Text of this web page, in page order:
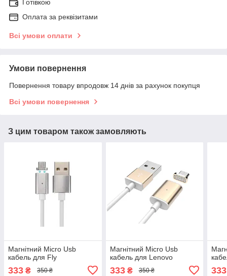
Готівкою
Оплата за реквізитами
Всі умови оплати
Умови повернення
Повернення товару впродовж 14 днів за рахунок покупця
Всі умови повернення
З цим товаром також замовляють
Магнітний Micro Usb
кабель для Fly
333 ₴ 350 ₴
Магнітний Micro Usb
кабель для Lenovo
333₴ 350 ₴ 333